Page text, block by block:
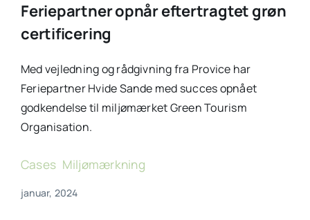
Feriepartner opnår eftertragtet grøn
certificering
Med vejledning og rådgivning fra Provice har
Feriepartner Hvide Sande med succes opnået
godkendelse til miljømærket Green Tourism
Organisation.
Cases Miljømærkning
januar, 2024